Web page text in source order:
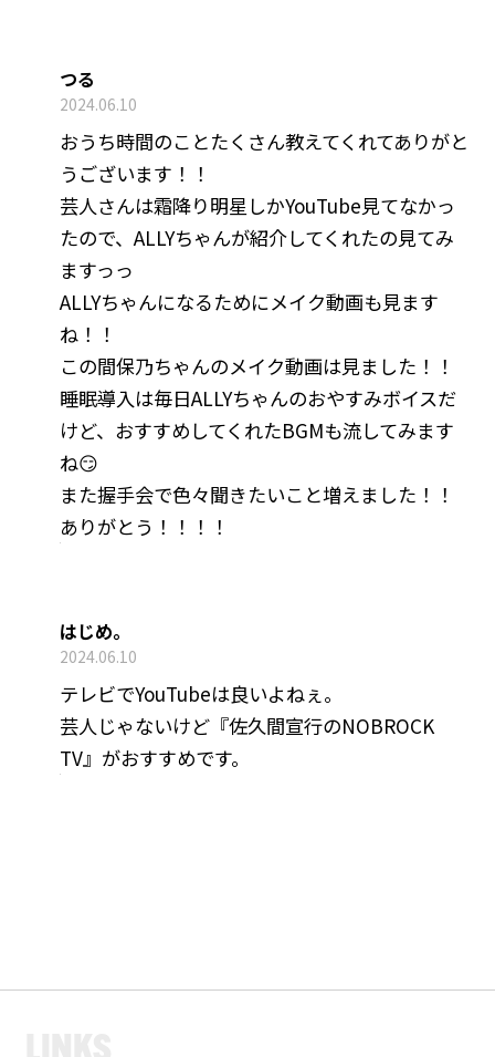
つる
2024.06.10
おうち時間のことたくさん教えてくれてありがと
うございます！！
芸人さんは霜降り明星しかYouTube見てなかっ
たので、ALLYちゃんが紹介してくれたの見てみ
ますっっ
ALLYちゃんになるためにメイク動画も見ます
ね！！
この間保乃ちゃんのメイク動画は見ました！！
睡眠導入は毎日ALLYちゃんのおやすみボイスだ
けど、おすすめしてくれたBGMも流してみます
ね😏
また握手会で色々聞きたいこと増えました！！
ありがとう！！！！
はじめ。
2024.06.10
テレビでYouTubeは良いよねぇ。
芸人じゃないけど『佐久間宣行のNOBROCK
TV』がおすすめです。